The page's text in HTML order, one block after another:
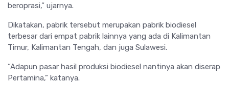
beroprasi,” ujarnya.
Dikatakan, pabrik tersebut merupakan pabrik biodiesel
terbesar dari empat pabrik lainnya yang ada di Kalimantan
Timur, Kalimantan Tengah, dan juga Sulawesi.
“Adapun pasar hasil produksi biodiesel nantinya akan diserap
Pertamina,” katanya.